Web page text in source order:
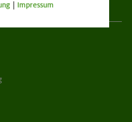
Impressum